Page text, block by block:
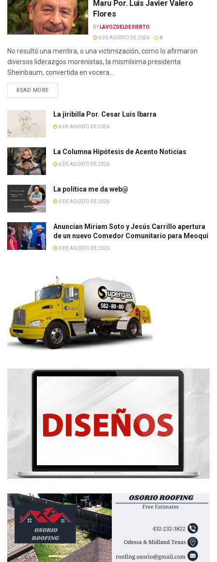
Maru Por. Luis Javier Valero
Flores
BY LAVOZDELDESIERTO
6 DE AGOSTO DE 2026
0
No resultó una mentira, o una victimización, como lo afirmaron
diversos liderazgos morenistas, la mismísima presidenta
Sheinbaum, convertida en vocera...
READ MORE
La jiribilla Por. Cesar Luis Ibarra
6 DE AGOSTO DE 2026
La Columna Hipótesis de Acento Noticias
6 DE AGOSTO DE 2026
La política me da web@
6 DE AGOSTO DE 2026
Anuncian Miriam Soto y Jesús Carrillo apertura
de un nuevo Comedor Comunitario para Meoqui
6 DE AGOSTO DE 2026